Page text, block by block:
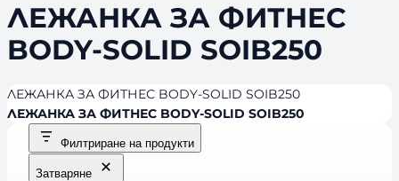
ЛЕЖАНКА ЗА ФИТНЕС
BODY-SOLID SOIB250
ЛЕЖАНКА ЗА ФИТНЕС BODY-SOLID SOIB250
ЛЕЖАНКА ЗА ФИТНЕС BODY-SOLID SOIB250
Филтриране на продукти
Затваряне